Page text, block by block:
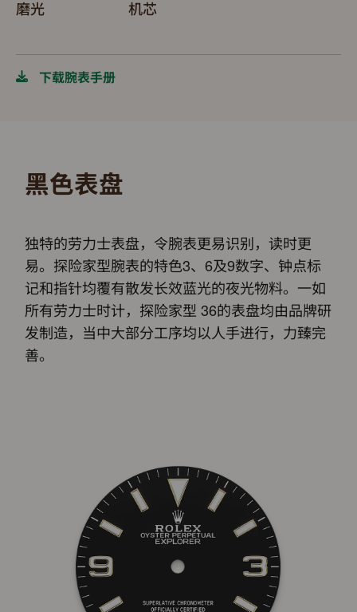
磨光
机芯
下载腕表手册
黑色表盘
独特的劳力士表盘，令腕表更易识别，读时更
易。探险家型腕表的特色3、6及9数字、钟点标
记和指针均覆有散发长效蓝光的夜光物料。一如
所有劳力士时计，探险家型 36的表盘均由品牌研
发制造，当中大部分工序均以人手进行，力臻完
善。